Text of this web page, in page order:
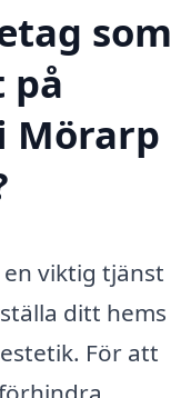
som
på
Mörarp
viktig tjänst
ditt hems
För att